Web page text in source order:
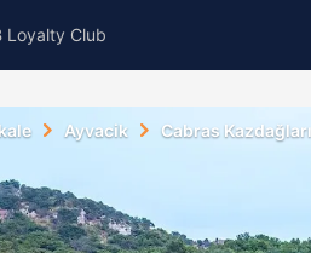
Loyalty Club
Ayvacik Cabras Kazdağları